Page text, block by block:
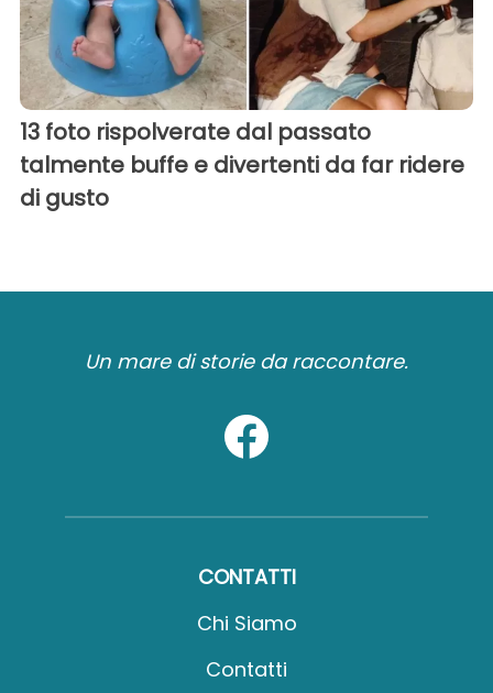
13 foto rispolverate dal passato
talmente buffe e divertenti da far ridere
di gusto
Un mare di storie da raccontare.
CONTATTI
Chi Siamo
Contatti